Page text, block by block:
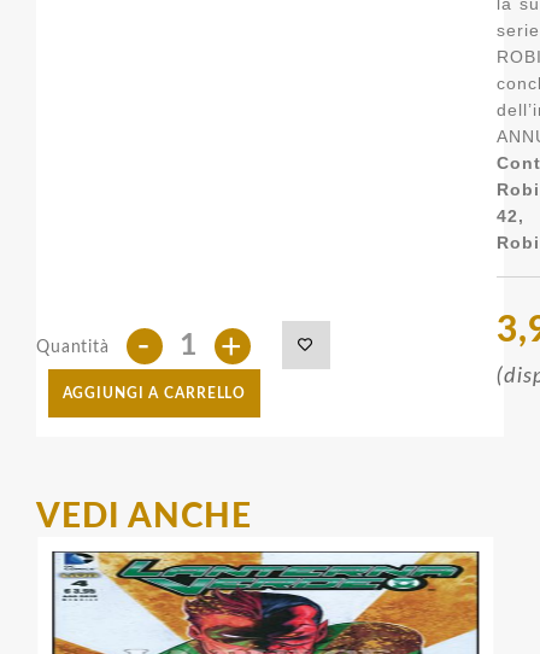
42,
Quantità - +
AGGIUNGI A CARRELLO
VEDI ANCHE